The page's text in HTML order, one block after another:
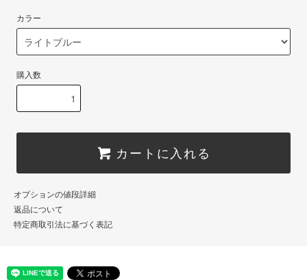
カラー
購入数
カートに入れる
オプションの値段詳細
返品について
特定商取引法に基づく表記